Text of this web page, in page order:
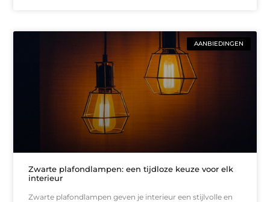
AANBIEDINGEN
Zwarte plafondlampen: een tijdloze keuze voor elk
interieur
Zwarte plafondlampen geven je interieur een stijlvolle en